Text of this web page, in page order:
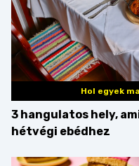
Hol egyek
3 hangulatos hely,
hétvégi ebédhez